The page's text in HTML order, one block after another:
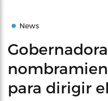
News
para dirigir